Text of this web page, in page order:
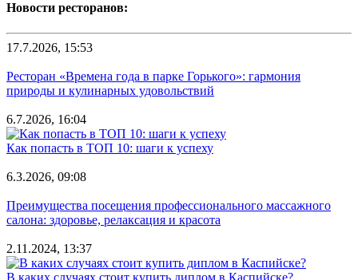
Новости ресторанов:
17.7.2026, 15:53
Ресторан «Времена года в парке Горького»: гармония
природы и кулинарных удовольствий
6.7.2026, 16:04
Как попасть в ТОП 10: шаги к успеху
6.3.2026, 09:08
Преимущества посещения профессионального массажного
салона: здоровье, релаксация и красота
2.11.2024, 13:37
В каких случаях стоит купить диплом в Каспийске?